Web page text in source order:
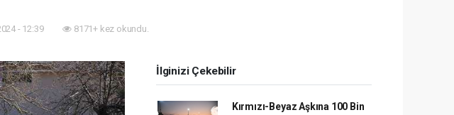
- 12:39 8171+ kez okundu.
İlginizi Çekebilir
Kırmızı-Beyaz Aşkına 100 Bin